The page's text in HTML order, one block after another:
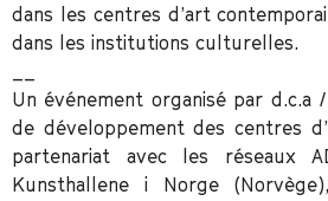
dans les centres d’art
dans les institutions culturelles.
Un événement organisé par d.c.a
de développement des centres
partenariat avec les réseaux
Kunsthallene i Norge